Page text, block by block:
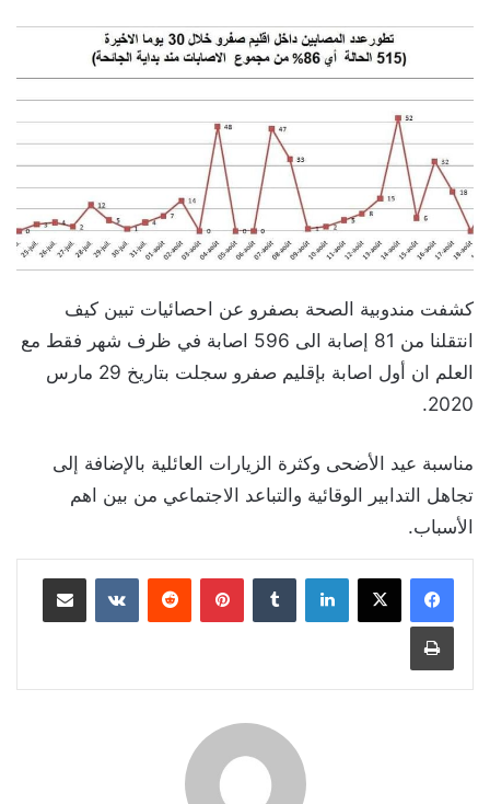
كشفت مندوبية الصحة بصفرو عن احصائيات تبين كيف
انتقلنا من 81 إصابة الى 596 اصابة في ظرف شهر فقط مع
العلم ان أول اصابة بإقليم صفرو سجلت بتاريخ 29 مارس
2020.
مناسبة عيد الأضحى وكثرة الزيارات العائلية بالإضافة إلى
تجاهل التدابير الوقائية والتباعد الاجتماعي من بين اهم
الأسباب.
لينكدإن بينتيريست مشاركة عبر البريد
طباعة